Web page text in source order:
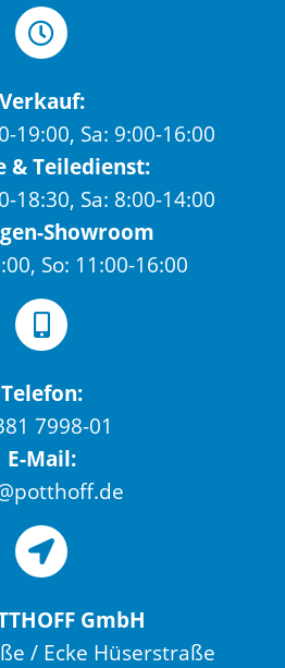
Verkauf:
19:00, Sa: 9:00-16:00
& Teiledienst:
18:30, Sa: 8:00-14:00
Showroom
So: 11:00-16:00
Telefon:
7998-01
E-Mail:
GmbH
/ Ecke Hüserstraße